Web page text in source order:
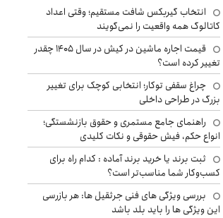
انتخاب گیربکس شافت مستقیم؛ وقتی اعداد
کاتالوگ همه واقعیت را نمی‌گویند
قیمت اجاره ماشین در کیش در سال ۱۴۰۵ چقدر
تغییر کرده است؟
چراغ سقفی توکار؛ انتخابی کوچک برای تغییر
بزرگ در طراحی داخلی
راهنمای جامع مستمری و حقوق بازنشستگی؛
انواع حکم، فیش حقوقی و نکات کلیدی
ثبت برند یا خرید برند آماده : کدام راه برای
کسب‌وکار شما مناسب‌تر است؟
بررسی ویژگی های فنی جرثقیل ها: هر بازرسی
این ویژگی ها را باید بلد باشد